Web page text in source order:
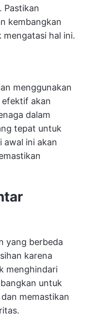
Pastikan
kembangkan
hal ini.
menggunakan
efektif akan
dalam
tepat untuk
awal ini akan
yang berbeda
karena
menghindari
untuk
memastikan